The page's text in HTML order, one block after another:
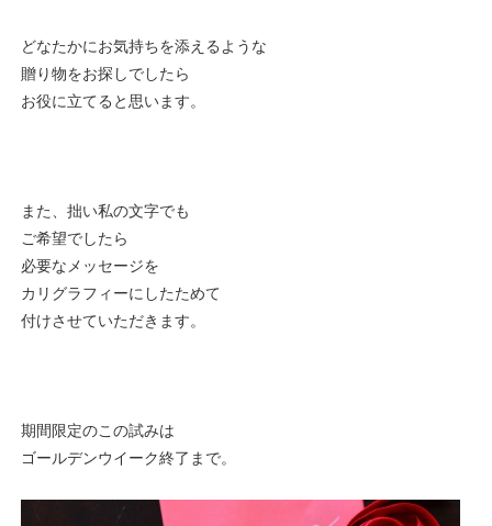
どなたかにお気持ちを添えるような
贈り物をお探しでしたら
お役に立てると思います。
また、拙い私の文字でも
ご希望でしたら
必要なメッセージを
カリグラフィーにしたためて
付けさせていただきます。
期間限定のこの試みは
ゴールデンウイーク終了まで。